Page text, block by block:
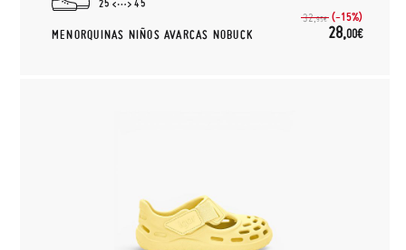
25 45
MENORQUINAS NIÑOS AVARCAS NOBUCK
32,95€ (-15%)
28,00€